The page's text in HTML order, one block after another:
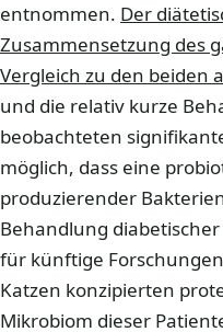
entnommen. Der
Zusammensetzung des
Vergleich zu den beiden
und die relativ kurze
beobachteten
möglich, dass eine
produzierender
Behandlung
für künftige
Katzen konzipierten
Mikrobiom dieser